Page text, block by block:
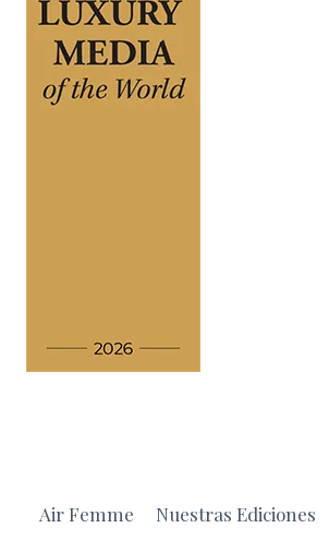
Air Femme Nuestras Ediciones